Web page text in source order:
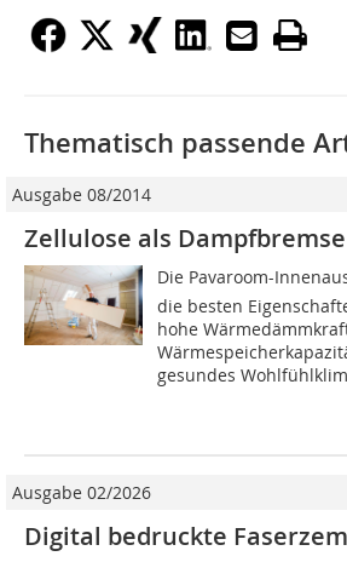
Thematisch passende
Ausgabe 08/2014
Zellulose als Dampfbremse
Die Pavaroom-
die besten
hohe
gesundes
Ausgabe 02/2026
Digital bedruckte